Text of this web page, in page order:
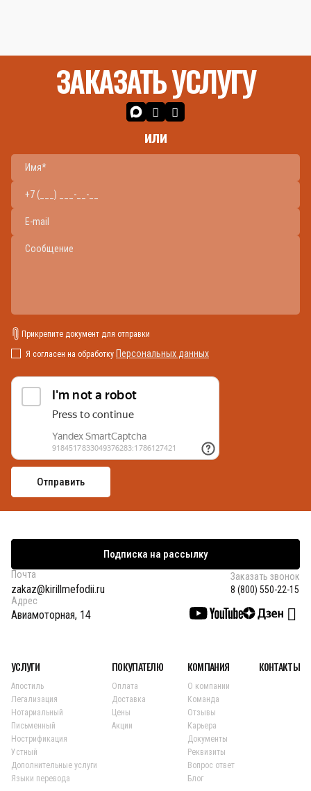
ЗАКАЗАТЬ УСЛУГУ
или
Прикрепите документ для отправки
Я согласен на обработку Персональных данных
Подписка на рассылку
Почта
zakaz@kirillmefodii.ru
Заказать звонок
8 (800) 550-22-15
Адрес
Авиамоторная, 14
УСЛУГИ
Апостиль
Легализация
Нотариальный
Письменный
Нострификация
Устный
Дополнительные услуги
Языки перевода
ПОКУПАТЕЛЮ
Оплата
Доставка
Цены
Акции
КОМПАНИЯ
О компании
Команда
Отзывы
Карьера
Документы
Реквизиты
Вопрос ответ
Блог
КОНТАКТЫ